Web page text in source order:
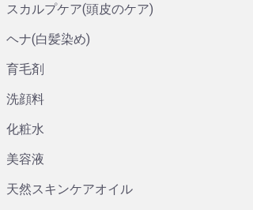
スカルプケア(頭皮のケア)
ヘナ(白髪染め)
育毛剤
洗顔料
化粧水
美容液
天然スキンケアオイル